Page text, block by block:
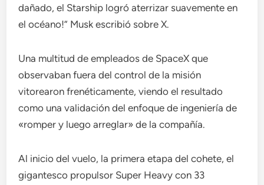
dañado, el Starship logró aterrizar suavemente en
el océano!” Musk escribió sobre X.
Una multitud de empleados de SpaceX que
observaban fuera del control de la misión
vitorearon frenéticamente, viendo el resultado
como una validación del enfoque de ingeniería de
«romper y luego arreglar» de la compañía.
Al inicio del vuelo, la primera etapa del cohete, el
gigantesco propulsor Super Heavy con 33